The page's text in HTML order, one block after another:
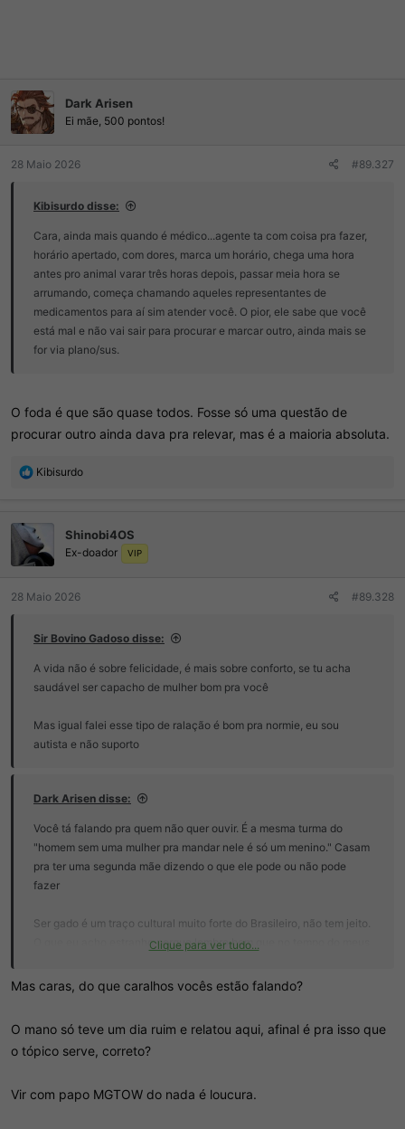
Dark Arisen
Ei mãe, 500 pontos!
28 Maio 2026 #89.327
Kibisurdo disse:
Cara, ainda mais quando é médico...agente ta com coisa pra fazer,
horário apertado, com dores, marca um horário, chega uma hora
antes pro animal varar três horas depois, passar meia hora se
arrumando, começa chamando aqueles representantes de
medicamentos para aí sim atender você. O pior, ele sabe que você
está mal e não vai sair para procurar e marcar outro, ainda mais se
for via plano/sus.
O foda é que são quase todos. Fosse só uma questão de
procurar outro ainda dava pra relevar, mas é a maioria absoluta.
R
õ
e
s
Kibisurdo
Shinobi4OS
Ex-doador VIP
28 Maio 2026 #89.328
Sir Bovino Gadoso disse:
A vida não é sobre felicidade, é mais sobre conforto, se tu acha
saudável ser capacho de mulher bom pra você
Mas igual falei esse tipo de ralação é bom pra normie, eu sou
autista e não suporto
Dark Arisen disse:
Você tá falando pra quem não quer ouvir. É a mesma turma do
"homem sem uma mulher pra mandar nele é só um menino." Casam
pra ter uma segunda mãe dizendo o que ele pode ou não pode
fazer
Ser gado é um traço cultural muito forte do Brasileiro, não tem jeito.
O que eu acho estranho porque lembro bem que no tempo do meus
Clique para ver tudo...
Mas caras, do que caralhos vocês estão falando?
O mano só teve um dia ruim e relatou aqui, afinal é pra isso que
o tópico serve, correto?
Vir com papo MGTOW do nada é loucura.